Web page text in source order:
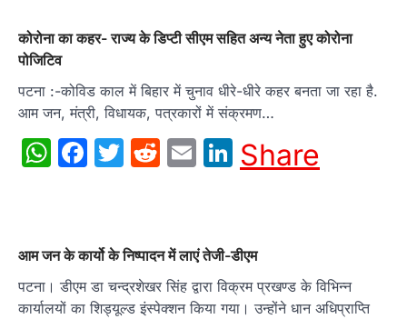
कोरोना का कहर- राज्य के डिप्टी सीएम सहित अन्य नेता हुए कोरोना
पोजिटिव
पटना :-कोविड काल में बिहार में चुनाव धीरे-धीरे कहर बनता जा रहा है.
आम जन, मंत्री, विधायक, पत्रकारों में संक्रमण…
WhatsApp
Facebook
Twitter
Reddit
EmailLinkedIn
Share
आम जन के कार्यो के निष्पादन में लाएं तेजी-डीएम
पटना। डीएम डा चन्द्रशेखर सिंह द्वारा विक्रम प्रखण्ड के विभिन्न
कार्यालयों का शिड्यूल्ड इंस्पेक्शन किया गया। उन्होंने धान अधिप्राप्ति